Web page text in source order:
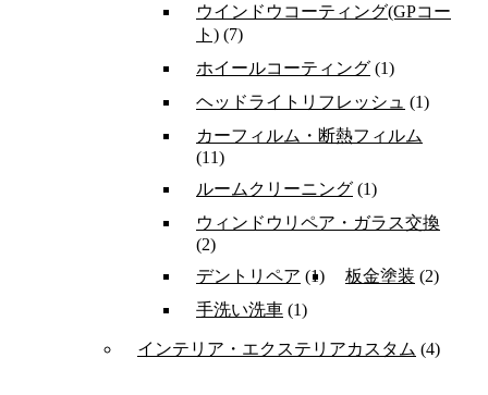
ウインドウコーティング(GPコー
ト) (7)
ホイールコーティング (1)
ヘッドライトリフレッシュ (1)
カーフィルム・断熱フィルム
(11)
ルームクリーニング (1)
ウィンドウリペア・ガラス交換
(2)
デントリペア (1) 板金塗装 (2)
手洗い洗車 (1)
インテリア・エクステリアカスタム (4)